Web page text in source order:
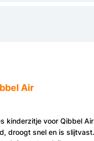
Air
kinderzitje voor Qibbel
droogt snel en is